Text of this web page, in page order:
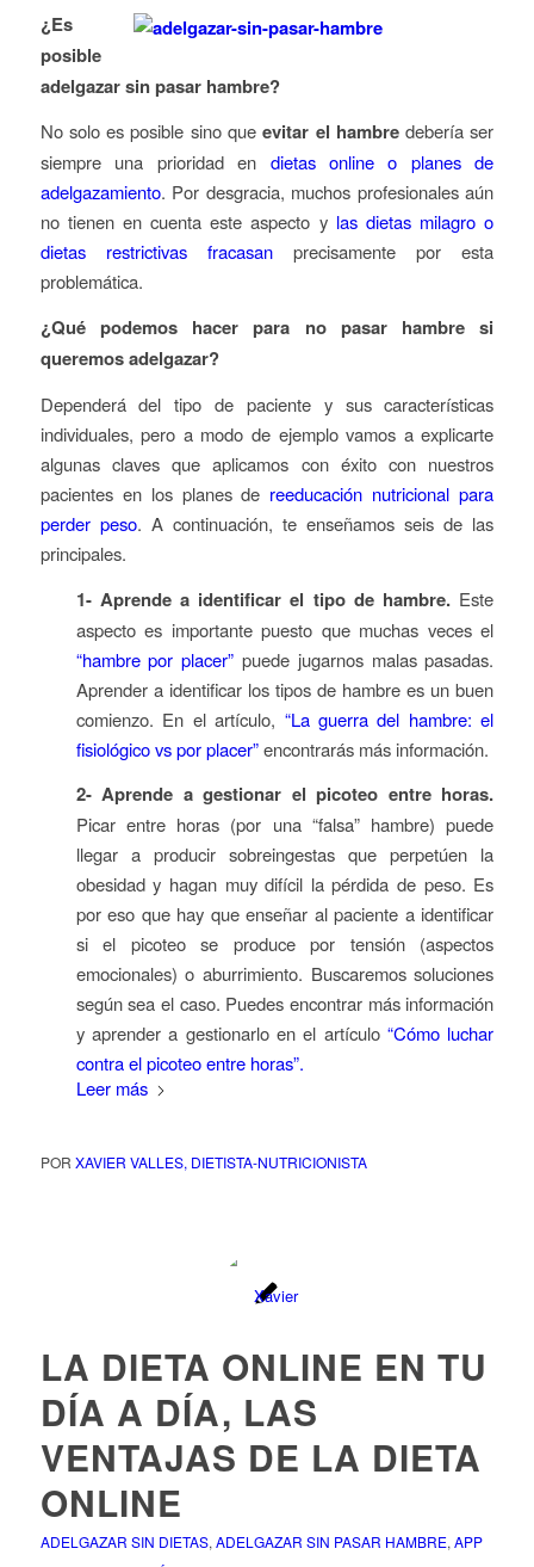
¿Es
posible
adelgazar sin pasar hambre?
No solo es posible sino queevitar el hambredebería ser
siempre una prioridad en dietas online o planes de
adelgazamiento. Por desgracia, muchos profesionales aún
no tienen en cuenta este aspecto y las dietas milagro o
dietas restrictivas fracasanprecisamente por esta
problemática.
¿Qué podemos hacer para no pasar hambre si
queremos adelgazar?
Dependerá del tipo de paciente y sus características
individuales, pero a modo de ejemplo vamos a explicarte
algunas claves que aplicamos con éxito con nuestros
pacientes en los planes de reeducación nutricional para
perder peso. A continuación, te enseñamos seis de las
principales.
1- Aprende a identificar el tipo de hambre. Este
aspecto es importante puesto que muchas veces el
“hambre por placer” puede jugarnos malas pasadas.
Aprender a identificar los tipos de hambre es un buen
comienzo. En el artículo, “La guerra del hambre: el
fisiológico vs por placer”encontrarás más información.
2- Aprende a gestionar el picoteo entre horas.
Picar entre horas (por una “falsa” hambre) puede
llegar a producir sobreingestas que perpetúen la
obesidad y hagan muy difícil la pérdida de peso. Es
por eso que hay que enseñar al paciente a identificar
si el picoteo se produce por tensión (aspectos
emocionales) o aburrimiento. Buscaremos soluciones
según sea el caso. Puedes encontrar más información
y aprender a gestionarlo en el artículo“Cómo luchar
contra el picoteo entre horas”.
Leer más
POR XAVIER VALLES, DIETISTA-NUTRICIONISTA
LA DIETA ONLINE EN TU
DÍA A DÍA, LAS
VENTAJAS DE LA DIETA
ONLINE
ADELGAZAR SIN DIETAS, ADELGAZAR SIN PASAR HAMBRE, APP